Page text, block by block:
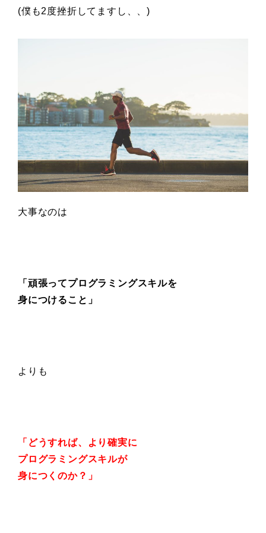
(僕も2度挫折してますし、、)
大事なのは
「頑張ってプログラミングスキルを
身につけること」
よりも
「どうすれば、より確実に
プログラミングスキルが
身につくのか？」